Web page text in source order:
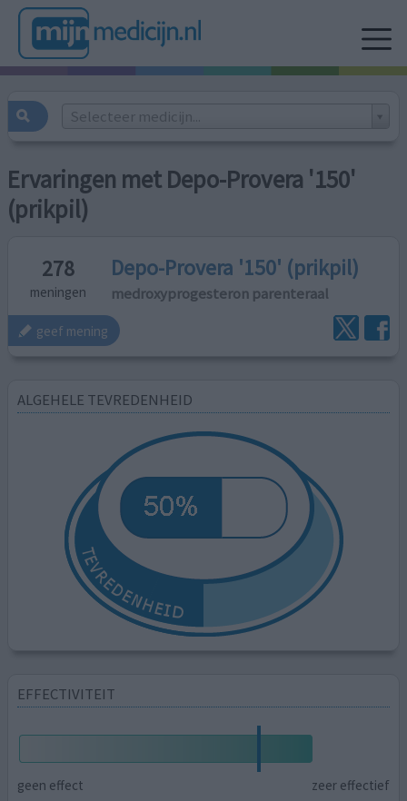
Selecteer medicijn...
Ervaringen met Depo-Provera '150'
(prikpil)
278
meningen
Depo-Provera '150' (prikpil)
medroxyprogesteron parenteraal
geef mening
ALGEHELE TEVREDENHEID
EFFECTIVITEIT
geen effect zeer effectief